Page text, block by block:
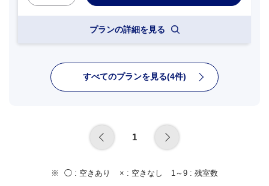
プランの詳細を見る
すべてのプランを見る(4件)
1
◯ : 空きあり × : 空きなし 1～9 : 残室数